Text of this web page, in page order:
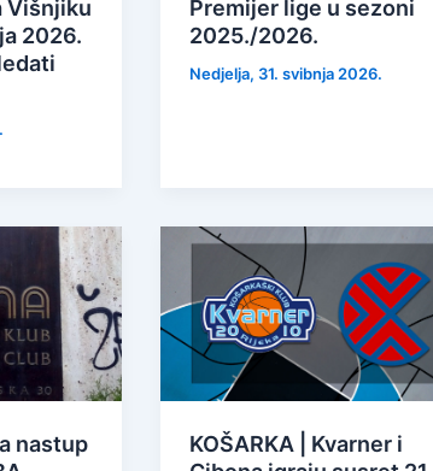
Višnjiku
2026.
Premijer lige u sezoni
2025./2026.
Nedjelja, 31. svibnja 2026.
nastup
KOŠARKA | Kvarner i